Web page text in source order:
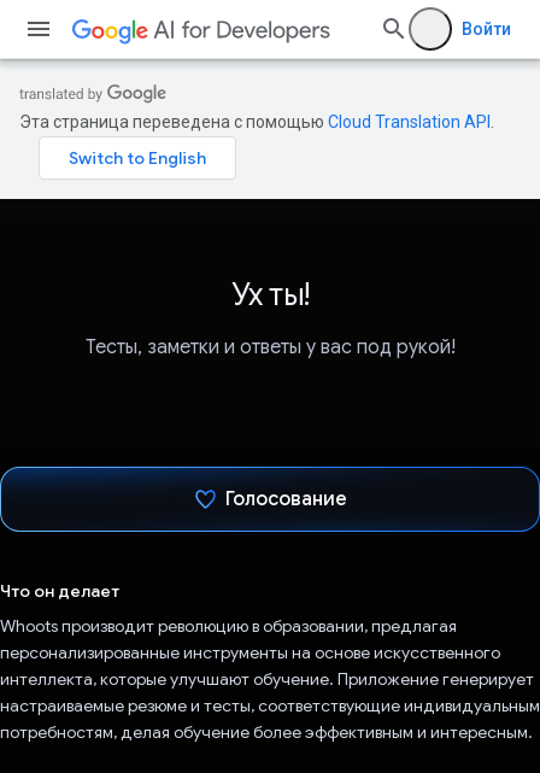
Войти
Эта страница переведена с помощью Cloud Translation API
Ух ты!
Тесты, заметки и ответы у вас под рукой!
Голосование
Что он делает
Whoots производит революцию в образовании, предлагая
персонализированные инструменты на основе искусственного
интеллекта, которые улучшают обучение. Приложение генерирует
настраиваемые резюме и тесты, соответствующие индивидуальным
потребностям, делая обучение более эффективным и интересным.